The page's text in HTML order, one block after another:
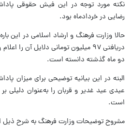
رضایی در خردادماه بود.
حالا وزارت فرهنگ و ارشاد اسلامی در این
دریافتی ۹۷ میلیون تومانی دلایل آن
دو ماه گذشته دانسته است.
البته در این بیانیه توضیحی برای میزان
عیدی عید غدیر و قربان را به‌عنوان دلیلی
است.
مشروح توضیحات وزارت فرهنگ به شرح